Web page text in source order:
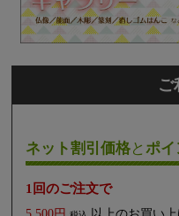
ご
ネット割引価格とポイ
1回のご注文で